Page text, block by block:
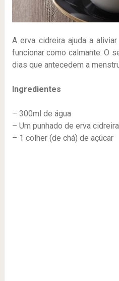
A erva cidreira ajuda a
funcionar como calmante. O
dias que antecedem a
Ingredientes
– 300ml de água
– Um punhado de erva cidreira
– 1 colher (de chá) de açúcar